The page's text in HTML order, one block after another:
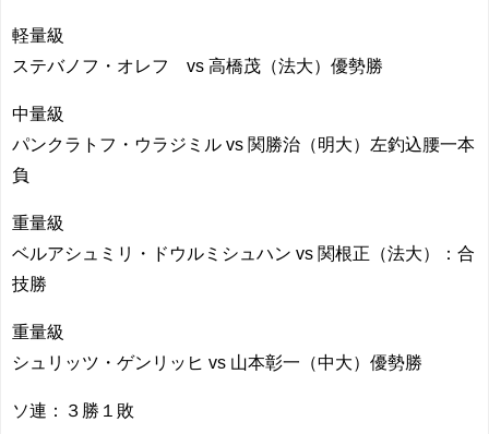
軽量級
ステバノフ・オレフ vs 高橋茂（法大）優勢勝
中量級
パンクラトフ・ウラジミル vs 関勝治（明大）左釣込腰一本
負
重量級
ベルアシュミリ・ドウルミシュハン vs 関根正（法大）：合
技勝
重量級
シュリッツ・ゲンリッヒ vs 山本彰一（中大）優勢勝
ソ連：３勝１敗